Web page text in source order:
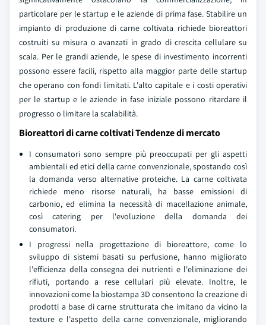
particolare per le startup e le aziende di prima fase. Stabilire un
impianto di produzione di carne coltivata richiede bioreattori
costruiti su misura o avanzati in grado di crescita cellulare su
scala. Per le grandi aziende, le spese di investimento incorrenti
possono essere facili, rispetto alla maggior parte delle startup
che operano con fondi limitati. L'alto capitale e i costi operativi
per le startup e le aziende in fase iniziale possono ritardare il
progresso o limitare la scalabilità.
Bioreattori di carne coltivati Tendenze di mercato
I consumatori sono sempre più preoccupati per gli aspetti
ambientali ed etici della carne convenzionale, spostando così
la domanda verso alternative proteiche. La carne coltivata
richiede meno risorse naturali, ha basse emissioni di
carbonio, ed elimina la necessità di macellazione animale,
così catering per l'evoluzione della domanda dei
consumatori.
I progressi nella progettazione di bioreattore, come lo
sviluppo di sistemi basati su perfusione, hanno migliorato
l'efficienza della consegna dei nutrienti e l'eliminazione dei
rifiuti, portando a rese cellulari più elevate. Inoltre, le
innovazioni come la biostampa 3D consentono la creazione di
prodotti a base di carne strutturata che imitano da vicino la
texture e l'aspetto della carne convenzionale, migliorando